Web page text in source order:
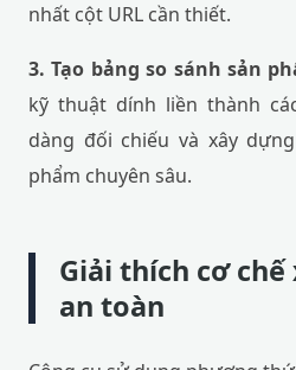
nhất cột URL cần thiết.
3. Tạo bảng so sánh sản
kỹ thuật dính liền thành
dàng đối chiếu và xây
phẩm chuyên sâu.
Giải thích cơ
an toàn